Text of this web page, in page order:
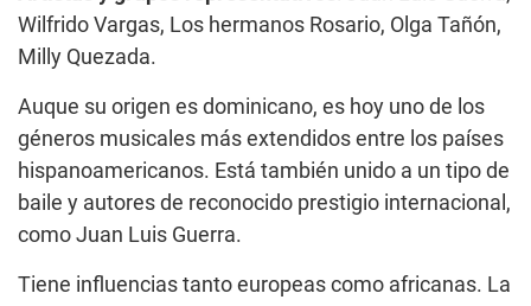
Wilfrido Vargas, Los hermanos Rosario, Olga Tañón,
Milly Quezada.
Auque su origen es dominicano, es hoy uno de los
géneros musicales más extendidos entre los países
hispanoamericanos. Está también unido a un tipo de
baile y autores de reconocido prestigio internacional,
como Juan Luis Guerra.
Tiene influencias tanto europeas como africanas. La